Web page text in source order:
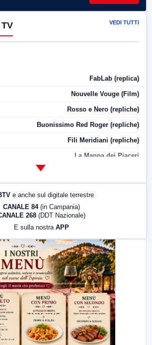
VEDI TUTTI
FabLab (replica)
Nouvelle Vouge (Film)
Rosso e Nero (repliche)
Buonissimo Red Roger (repliche)
Fili Meridiani (repliche)
La Mappa dei Piaceri
LabNews (replica)
e anche sul digitale terrestre
CANALE 84 (in Campania)
268 (DDT Nazionale)
E sulla nostra APP